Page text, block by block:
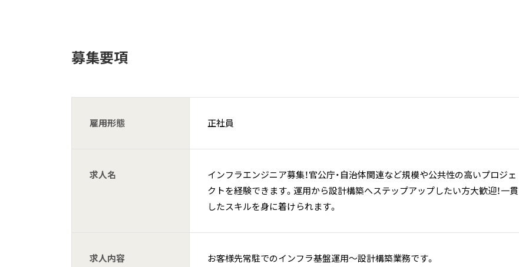
募集要項
雇用形態 正社員
求人名
インフラエンジニア募集！官公庁・自治体関連など規模や公共性の高いプロジェ
クトを経験できます。運用から設計構築へステップアップしたい方大歓迎！一貫
したスキルを身に着けられます。
求人内容
お客様先常駐でのインフラ基盤運用～設計構築業務です。